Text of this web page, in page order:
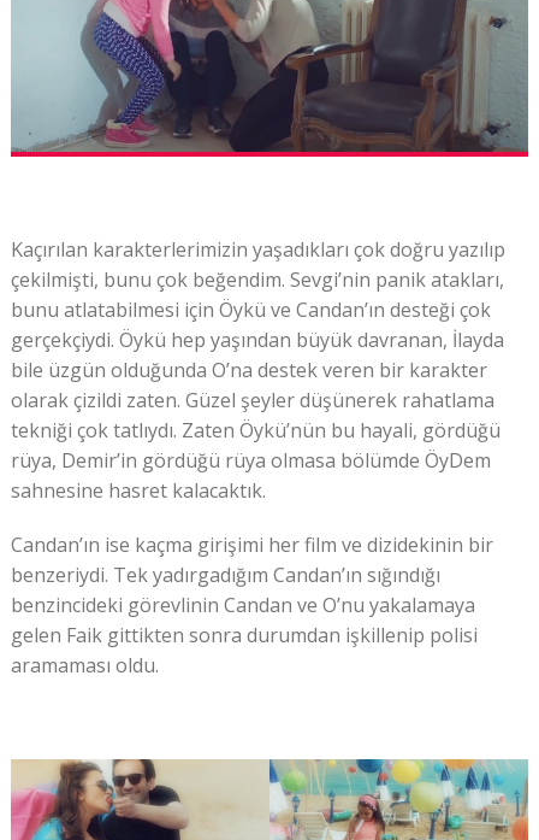
Kaçırılan karakterlerimizin yaşadıkları çok doğru yazılıp
çekilmişti, bunu çok beğendim. Sevgi’nin panik atakları,
bunu atlatabilmesi için Öykü ve Candan’ın desteği çok
gerçekçiydi. Öykü hep yaşından büyük davranan, İlayda
bile üzgün olduğunda O’na destek veren bir karakter
olarak çizildi zaten. Güzel şeyler düşünerek rahatlama
tekniği çok tatlıydı. Zaten Öykü’nün bu hayali, gördüğü
rüya, Demir’in gördüğü rüya olmasa bölümde ÖyDem
sahnesine hasret kalacaktık.
Candan’ın ise kaçma girişimi her film ve dizidekinin bir
benzeriydi. Tek yadırgadığım Candan’ın sığındığı
benzincideki görevlinin Candan ve O’nu yakalamaya
gelen Faik gittikten sonra durumdan işkillenip polisi
aramaması oldu.